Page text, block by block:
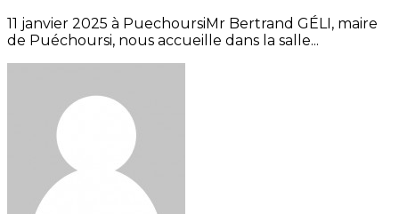
11 janvier 2025 à PuechoursiMr Bertrand GÉLI, maire
de Puéchoursi, nous accueille dans la salle...